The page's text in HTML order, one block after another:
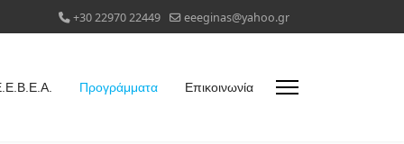
+30 22970 22449 eeeginas@yahoo.gr
Προγράμματα Επικοινωνία